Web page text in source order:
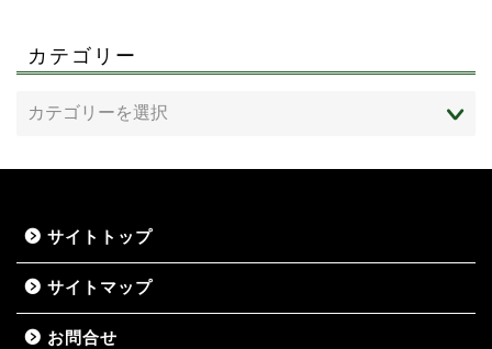
カテゴリー
サイトトップ
サイトマップ
お問合せ